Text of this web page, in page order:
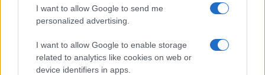
I want to allow Google to send me
personalized advertising.
I want to allow Google to enable storage
related to analytics like cookies on web or
device identifiers in apps.
Sangue, musica e solidarietà con Avis Olbia al
Delta Center
Meteo Olbia 9 agosto, temperature in calo